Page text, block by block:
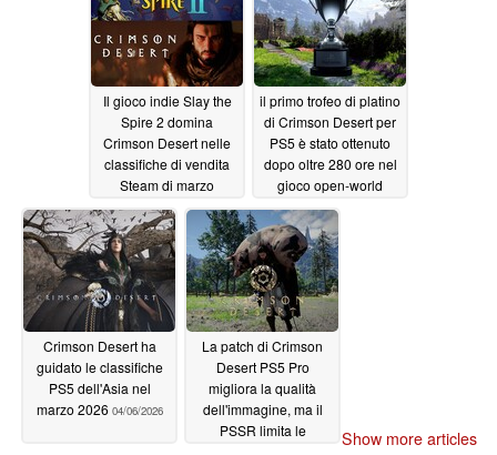
Il gioco indie Slay the
Spire 2 domina
Crimson Desert nelle
classifiche di vendita
Steam di marzo
04/07/2026
il primo trofeo di platino
di Crimson Desert per
PS5 è stato ottenuto
dopo oltre 280 ore nel
gioco open-world
04/07/2026
Crimson Desert ha
guidato le classifiche
PS5 dell'Asia nel
marzo 2026 04/06/2026
La patch di Crimson
Desert PS5 Pro
migliora la qualità
dell'immagine, ma il
PSSR limita le
Show more articles